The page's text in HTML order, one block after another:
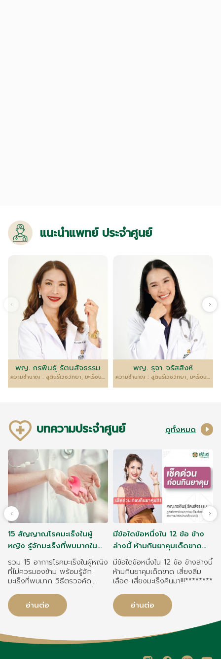
แนะนำแพทย์ ประจำศูนย์
พญ. กรพินธุ์ รัตนสัจธรรม
ความชำนาญ : สูตินรีเวชวิทยา, มะเร็งนรีเวชวิทยาและการผ่าตัดผ่านกล้อง(MIS)
พญ. รุจา จรัสสิงห์
ความชำนาญ : สูตินรีเวชวิทยา, มะเร็งนรีวิทยานรีเวช
บทความประจำศูนย์ ดูทั้งหมด
15 สัญญาณโรคมะเร็งในผู้
หญิง รู้จักมะเร็งที่พบมากใน
หญิงไทย
รวม 15 อาการโรคมะเร็งในผู้หญิง
ที่ไม่ควรมองข้าม พร้อมรู้จัก
มะเร็งที่พบมาก วิธีตรวจคัด
ป้องกันความเสี่ยงโรคมะเร็งในผู้
หญิง
อ่านต่อ
มีข้อใดข้อหนึ่งใน 12 ข้อ ข้าง
ล่างนี้ ห้ามกินยาคุมเด็ดขาด
เสี่ยงลิ่มเลือด เสี่ยงมะเร็งคืน
มา!!!
มีข้อใดข้อหนึ่งใน 12 ข้อ ข้างล่างนี้
ห้ามกินยาคุมเด็ดขาด เสี่ยงลิ่ม
เลือด เสี่ยงมะเร็งคืนมา!!!********
อ่านต่อ